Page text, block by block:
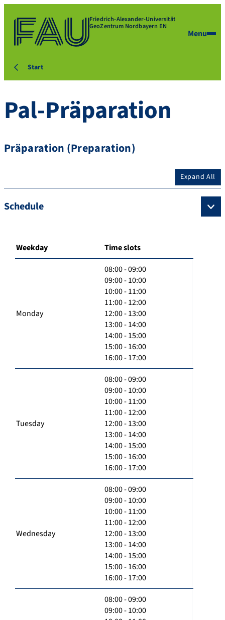
Friedrich-Alexander-Universität
GeoZentrum Nordbayern EN
Menu
Start
Pal-Präparation
Präparation (Preparation)
Expand All
Schedule
Weekday Time slots
Monday
08:00 - 09:00
09:00 - 10:00
10:00 - 11:00
11:00 - 12:00
12:00 - 13:00
13:00 - 14:00
14:00 - 15:00
15:00 - 16:00
16:00 - 17:00
Tuesday
08:00 - 09:00
09:00 - 10:00
10:00 - 11:00
11:00 - 12:00
12:00 - 13:00
13:00 - 14:00
14:00 - 15:00
15:00 - 16:00
16:00 - 17:00
Wednesday
08:00 - 09:00
09:00 - 10:00
10:00 - 11:00
11:00 - 12:00
12:00 - 13:00
13:00 - 14:00
14:00 - 15:00
15:00 - 16:00
16:00 - 17:00
08:00 - 09:00
09:00 - 10:00